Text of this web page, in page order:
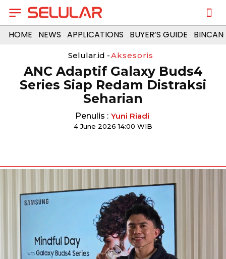
HOME NEWS APPLICATIONS BUYER’S GUIDE
Selular.id -Aksesoris
ANC Adaptif Galaxy Buds4
Series Siap Redam Distraksi
Seharian
Penulis : Yuni Riadi
4 June 2026 14:00 WIB